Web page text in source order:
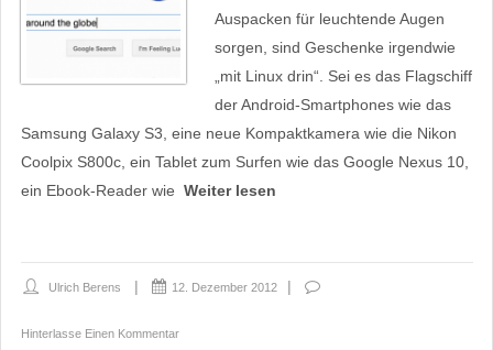
Auspacken für leuchtende Augen
sorgen, sind Geschenke irgendwie
„mit Linux drin“. Sei es das Flagschiff
der Android-Smartphones wie das
Samsung Galaxy S3, eine neue Kompaktkamera wie die Nikon
Coolpix S800c, ein Tablet zum Surfen wie das Google Nexus 10,
ein Ebook-Reader wie Weiter lesen
Ulrich Berens 12. Dezember 2012
Hinterlasse Einen Kommentar